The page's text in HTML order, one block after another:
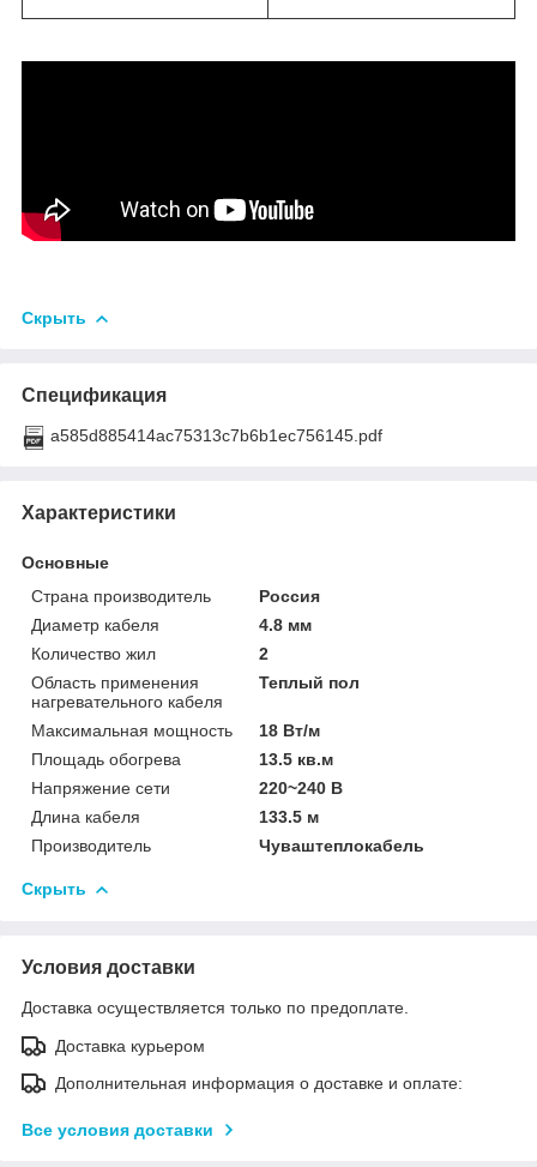
Скрыть
Спецификация
a585d885414ac75313c7b6b1ec756145.pdf
Характеристики
Основные
Страна производитель
Россия
Диаметр кабеля
4.8 мм
Количество жил
2
Область применения
нагревательного кабеля
Теплый пол
Максимальная мощность
18 Вт/м
Площадь обогрева
13.5 кв.м
Напряжение сети
220~240 В
Длина кабеля
133.5 м
Производитель
Чуваштеплокабель
Скрыть
Условия доставки
Доставка осуществляется только по предоплате.
Доставка курьером
Дополнительная информация о доставке и оплате:
Все условия доставки